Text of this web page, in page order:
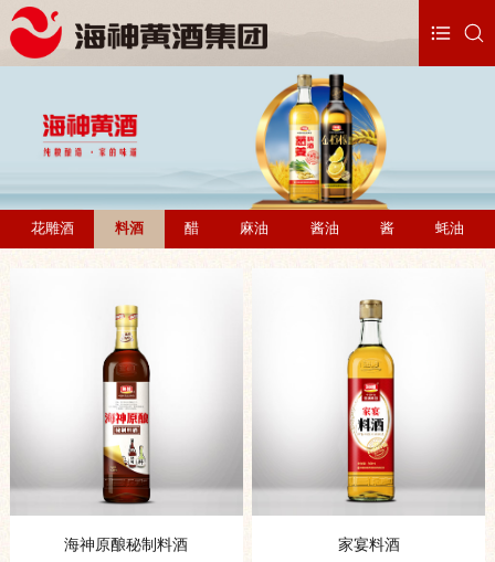
花雕酒 料酒 醋 麻油 酱油 酱 蚝油
海神原酿秘制料酒
家宴料酒